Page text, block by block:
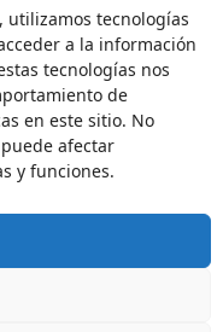
utilizamos tecnologías
a la información
tecnologías nos
de
en este sitio. No
afectar
y funciones.
Personales VECOL
sobre los